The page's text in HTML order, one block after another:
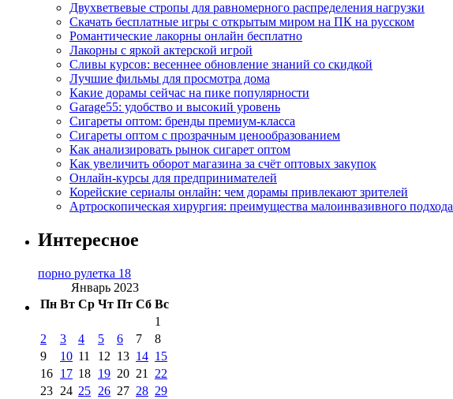
Двухветвевые стропы для равномерного распределения нагрузки
Скачать бесплатные игры с открытым миром на ПК на русском
Романтические лакорны онлайн бесплатно
Лакорны с яркой актерской игрой
Сливы курсов: весеннее обновление знаний со скидкой
Лучшие фильмы для просмотра дома
Какие дорамы сейчас на пике популярности
Garage55: удобство и высокий уровень
Сигареты оптом: бренды премиум-класса
Сигареты оптом с прозрачным ценообразованием
Как анализировать рынок сигарет оптом
Как увеличить оборот магазина за счёт оптовых закупок
Онлайн-курсы для предпринимателей
Корейские сериалы онлайн: чем дорамы привлекают зрителей
Артроскопическая хирургия: преимущества малоинвазивного подхода
Интересное
порно рулетка 18
Январь 2023
Пн Вт Ср Чт Пт Сб Вс
1
2
3 4 5 6 7
8
9
10 11 12 13 14 15
16 17 18 19 20 21
22
23 24 25 26 27 28 29